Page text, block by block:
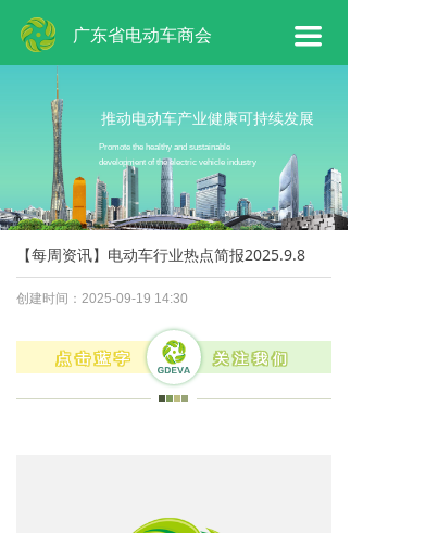
广东省电动车商会 끀
网站首页
商会概况
商会工作
会员专区
新闻动态
联系我们
推动电动车产业健康可持续发展
Promote the healthy and sustainable
development of the electric vehicle industry
创建时间： 2025-09-19 14:30
点击蓝字 关注我们
【每周资讯】电动车行业热点简报2025.9.8